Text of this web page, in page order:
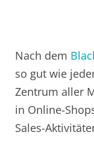
Nach dem
so gut wie
Zentrum aller
in Online-
Sales-